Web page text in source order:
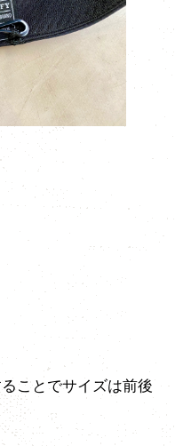
ことでサイズは前後